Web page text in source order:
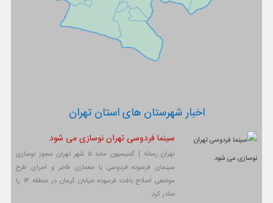
اخبار شهرستان های استان تهران
سینما فردوسی تهران نوسازی می شود
تهران رسانه | کمیسیون ماده ۵ شهر تهران مجوز نوسازی
سینمای فرسوده فردوسی با معماری فاخر و اجرای طرح
موضعی اصلاح بافت فرسوده خیابان کرمان در منطقه ۱۴ را
صادر کرد.